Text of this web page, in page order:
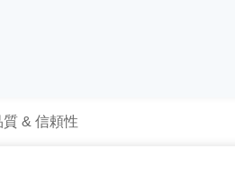
質 & 信頼性